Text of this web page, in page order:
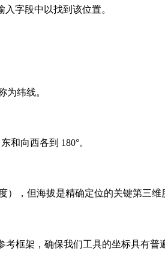
字段中以找到该位置。
为纬线。
和向西各到 180°。
，但海拔是精确定位的关键第三维
框架，确保我们工具的坐标具有普